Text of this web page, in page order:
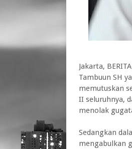
Jakarta,
Tambuun SH
memutuskan
II seluruhnya,
menolak
Sedangkan
mengabulkan